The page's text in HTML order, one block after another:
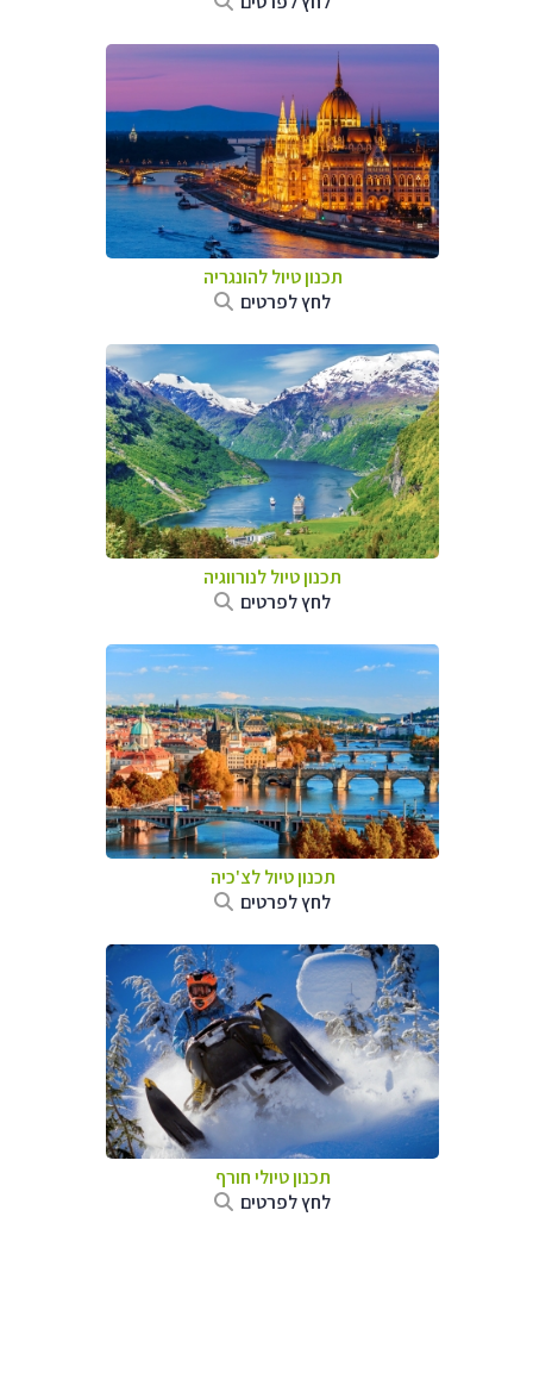
תכנון טיול להונגריה
לחץ לפרטים
תכנון טיול לנורווגיה
לחץ לפרטים
תכנון טיול לצ'כיה
לחץ לפרטים
תכנון טיולי חורף
לחץ לפרטים